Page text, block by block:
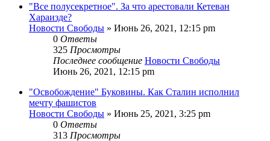
"Все полусекретное". За что арестовали Кетеван
Хараизде?
Новости Свободы » Июнь 26, 2021, 12:15 pm
0 Ответы
325 Просмотры
Последнее сообщение Новости Свободы
Июнь 26, 2021, 12:15 pm
"Освобождение" Буковины. Как Сталин исполнил
мечту фашистов
Новости Свободы » Июнь 25, 2021, 3:25 pm
0 Ответы
313 Просмотры